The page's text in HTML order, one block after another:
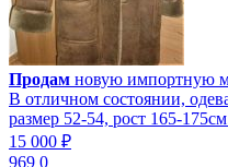
Продам новую импортную
В отличном состоянии,
размер 52-54, рост 165-
15 000 ₽
969 0